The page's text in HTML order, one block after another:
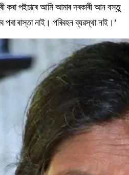
কৰা পইচাৰে আমি আমাৰ দৰকাৰী আন বস্তু
ৰাস্তা নাই। পৰিবহন ব্যৱস্থা নাই।’